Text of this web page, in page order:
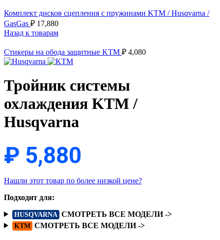
Комплект дисков сцепления с пружинами KTM / Husqvarna /
GasGas ₽ 17,880
Назад к товарам
Стикеры на обода защитные KTM ₽ 4,080
Тройник системы
охлаждения KTM /
Husqvarna
₽ 5,880
Нашли этот товар по более низкой цене?
Подходит для:
HUSQVARNA СМОТРЕТЬ ВСЕ МОДЕЛИ ->
KTM СМОТРЕТЬ ВСЕ МОДЕЛИ ->